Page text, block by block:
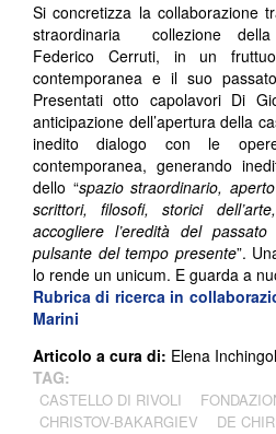
Si concretizza la collaborazione
straordinaria collezione della
Federico Cerruti, in un
contemporanea e il suo
Presentati otto capolavori Di
anticipazione dell’apertura della
inedito dialogo con le
contemporanea, generando
dello “spazio straordinario,
scrittori, filosofi, storici
accogliere l’eredità del
pulsante del tempo presente”.
lo rende un unicum. E guarda a
Rubrica di ricerca in
Marini
Articolo a cura di: Elena
TAG:
CASTELLO DI RIVOLI
CHRISTOV-BAKARGIEV
DE